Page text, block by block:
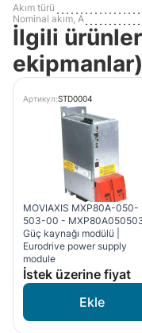
Akım türü
Nominal akım, A
İlgili
ekipmanlar)
Артикул:STD0004
MOVIAXIS MXP80A-050-
503-00 -
Güç kaynağı modülü |
Eurodrive power supply
module
İstek üzerine fiyat